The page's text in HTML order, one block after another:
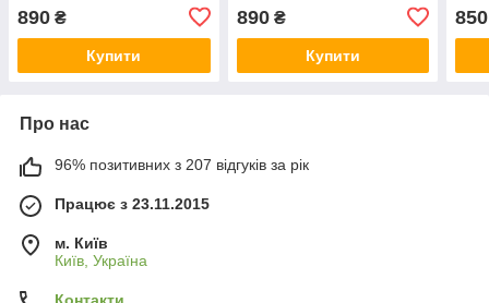
890 ₴
Купити
890₴
Купити
850
Про нас
96% позитивних з 207 відгуків за рік
Працює з 23.11.2015
м. Київ
Київ, Україна